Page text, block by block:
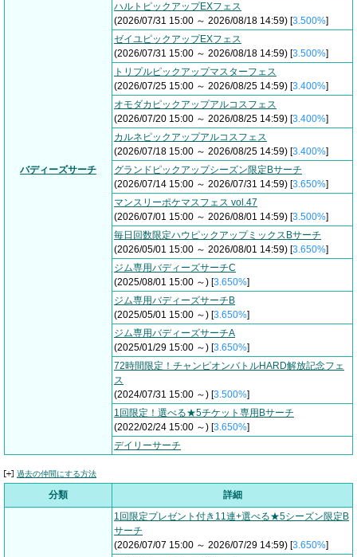
バディーズサーチ
ハルトピックアップEXフェス
(2026/07/31 15:00 ～ 2026/08/18 14:59) [3.500%]
ゼイユピックアップEXフェス
(2026/07/31 15:00 ～ 2026/08/18 14:59) [3.500%]
トリプルピックアップマスターフェス
(2026/07/25 15:00 ～ 2026/08/25 14:59) [3.400%]
オモダカピックアップアルコスフェス
(2026/07/20 15:00 ～ 2026/08/25 14:59) [3.400%]
カルネピックアップアルコスフェス
(2026/07/18 15:00 ～ 2026/08/25 14:59) [3.400%]
グランドピックアップシーズン限定Bサーチ
(2026/07/14 15:00 ～ 2026/07/31 14:59) [3.650%]
マンスリーポケマスフェス vol.47
(2026/07/01 15:00 ～ 2026/08/01 14:59) [3.500%]
毎日回数限定ハウピックアップミックスBサーチ
(2026/05/01 15:00 ～ 2026/08/01 14:59) [3.650%]
ジム専用バディーズサーチC
(2025/08/01 15:00 ～) [3.650%]
ジム専用バディーズサーチB
(2025/05/01 15:00 ～) [3.650%]
ジム専用バディーズサーチA
(2025/01/29 15:00 ～) [3.650%]
72時間限定！チャンピオンバトルHARD解放記念フェ
ス
(2024/07/31 15:00 ～) [3.500%]
1回限定！選べる★5チケット専用Bサーチ
(2022/02/24 15:00 ～) [3.650%]
デイリーサーチ
過去の仲間にする方法
分類
詳細
1回限定プレゼント付き11連+選べる★5シーズン限定B
サーチ
(2026/07/07 15:00 ～ 2026/07/29 14:59) [3.650%]